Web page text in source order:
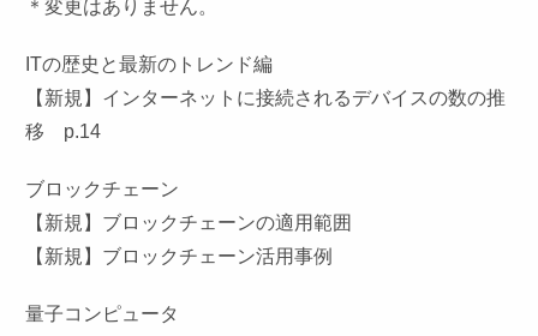
＊変更はありません。
ITの歴史と最新のトレンド編
【新規】インターネットに接続されるデバイスの数の推
移 p.14
ブロックチェーン
【新規】ブロックチェーンの適用範囲
【新規】ブロックチェーン活用事例
量子コンピュータ